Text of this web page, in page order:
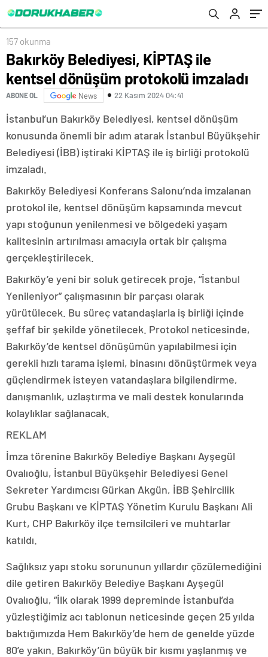
157 okunma
Bakırköy Belediyesi, KİPTAŞ ile
kentsel dönüşüm protokolü imzaladı
ABONE OL News 22 Kasım 2024 04:41
İstanbul’un Bakırköy Belediyesi, kentsel dönüşüm
konusunda önemli bir adım atarak İstanbul Büyükşehir
Belediyesi (İBB) iştiraki KİPTAŞ ile iş birliği protokolü
imzaladı.
Bakırköy Belediyesi Konferans Salonu’nda imzalanan
protokol ile, kentsel dönüşüm kapsamında mevcut
yapı stoğunun yenilenmesi ve bölgedeki yaşam
kalitesinin artırılması amacıyla ortak bir çalışma
gerçekleştirilecek.
Bakırköy’e yeni bir soluk getirecek proje, “İstanbul
Yenileniyor” çalışmasının bir parçası olarak
yürütülecek. Bu süreç vatandaşlarla iş birliği içinde
şeffaf bir şekilde yönetilecek. Protokol neticesinde,
Bakırköy’de kentsel dönüşümün yapılabilmesi için
gerekli hızlı tarama işlemi, binasını dönüştürmek veya
güçlendirmek isteyen vatandaşlara bilgilendirme,
danışmanlık, uzlaştırma ve mali destek konularında
kolaylıklar sağlanacak.
REKLAM
İmza törenine Bakırköy Belediye Başkanı Ayşegül
Ovalıoğlu, İstanbul Büyükşehir Belediyesi Genel
Sekreter Yardımcısı Gürkan Akgün, İBB Şehircilik
Grubu Başkanı ve KİPTAŞ Yönetim Kurulu Başkanı Ali
Kurt, CHP Bakırköy ilçe temsilcileri ve muhtarlar
katıldı.
Sağlıksız yapı stoku sorununun yıllardır çözülemediğini
dile getiren Bakırköy Belediye Başkanı Ayşegül
Ovalıoğlu, “İlk olarak 1999 depreminde İstanbul’da
yüzleştiğimiz acı tablonun neticesinde geçen 25 yılda
baktığımızda Hem Bakırköy’de hem de genelde yüzde
80’e yakın. Bakırköy’ün büyük bir kısmı yaşlanmış ve